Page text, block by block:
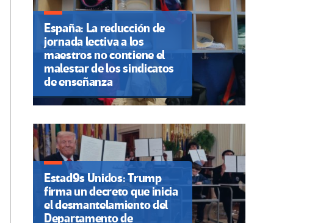
España: La reducción de
jornada lectiva a los
maestros no contiene el
malestar de los sindicatos
de enseñanza
Estad9s Unidos: Trump
firma un decreto que inicia
el desmantelamiento del
Departamento de